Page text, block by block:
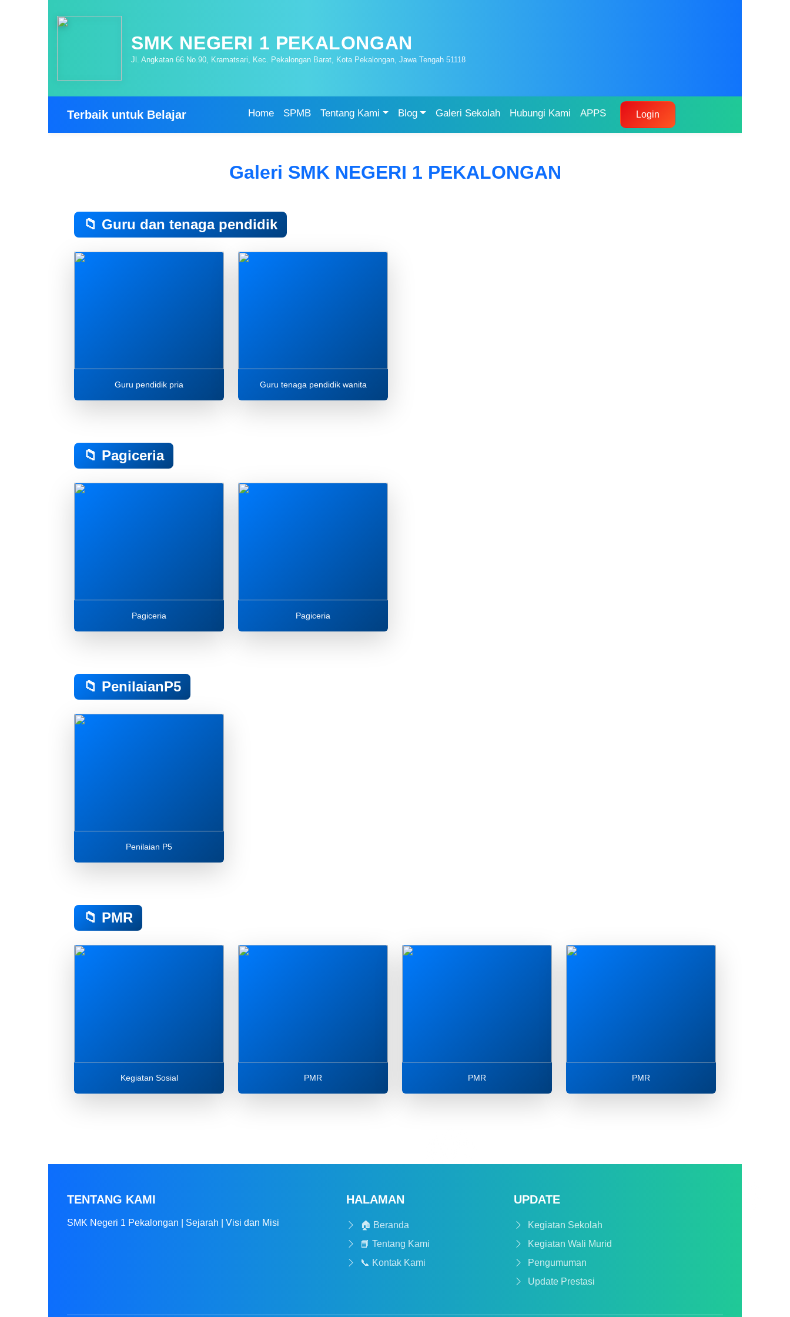
SMK NEGERI 1 PEKALONGAN
Jl. Angkatan 66 No.90, Kramatsari, Kec. Pekalongan Barat, Kota Pekalongan, Jawa Tengah 51118
Terbaik untuk Belajar Home SPMB Tentang Kami Blog Galeri Sekolah Hubungi Kami APPS Login
Galeri SMK NEGERI 1 PEKALONGAN
📁 Guru dan tenaga pendidik
Guru pendidik pria Guru tenaga pendidik wanita
📁 Pagiceria
Pagiceria Pagiceria
📁 PenilaianP5
Penilaian P5
📁 PMR
Kegiatan Sosial PMR PMR PMR
TENTANG KAMI
SMK Negeri 1 Pekalongan | Sejarah | Visi dan Misi
HALAMAN
🏠 Beranda
📘 Tentang Kami
📞 Kontak Kami
UPDATE
Kegiatan Sekolah
Kegiatan Wali Murid
Pengumuman
Update Prestasi